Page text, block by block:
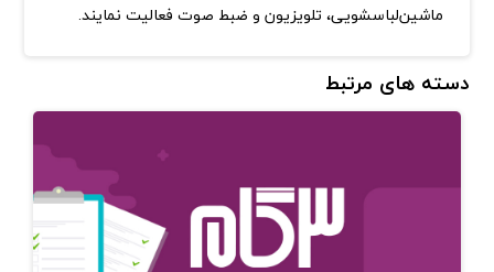
ماشین‌لباسشویی‌، تلویزیون‌ و ضبط‌ صوت‌ فعالیت‌ نمایند.
دسته های مرتبط